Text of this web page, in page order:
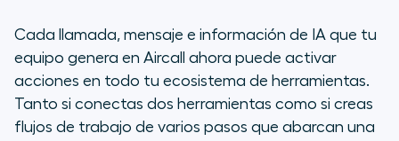
Cada llamada, mensaje e información de IA que tu
equipo genera en Aircall ahora puede activar
acciones en todo tu ecosistema de herramientas.
Tanto si conectas dos herramientas como si creas
flujos de trabajo de varios pasos que abarcan una